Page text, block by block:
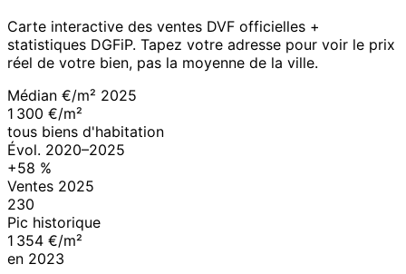
Carte interactive des ventes DVF officielles +
statistiques DGFiP. Tapez votre adresse pour voir le prix
réel de votre bien, pas la moyenne de la ville.
Médian €/m² 2025
1 300 €/m²
tous biens d'habitation
Évol. 2020–2025
+58 %
Ventes 2025
230
Pic historique
1 354 €/m²
en 2023